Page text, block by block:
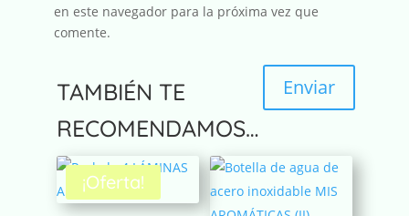
en este navegador para la próxima vez que
comente.
Enviar
A
t
e
TAMBIÉN TE
RECOMENDAMOS…
¡Oferta!